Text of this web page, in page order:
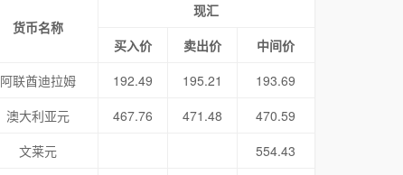
货币名称
现汇
买入价
卖出价
中间价
阿联酋迪拉姆
192.49 195.21
193.69
澳大利亚元
467.76 471.48
470.59
文莱元
554.43